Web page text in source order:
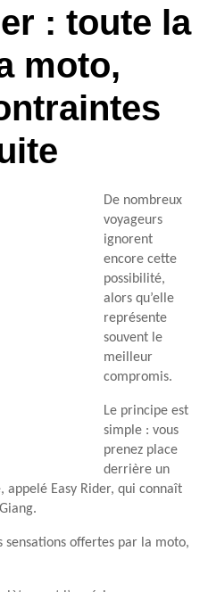
: toute la
moto,
De nombreux
voyageurs
ignorent
encore cette
possibilité,
alors qu’elle
représente
souvent le
meilleur
compromis.
Le principe est
simple : vous
prenez place
derrière un
Easy Rider, qui connaît
sensations offertes par la moto,